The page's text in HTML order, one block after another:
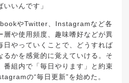
いんです」
やTwitter、Instagramなど各
層や使用頻度、趣味嗜好などが異
日やっていくことで、どうすれば
るかを感覚的に覚えていける。そ
番組内で「毎日やります」と約束
の“毎日更新”を始めた。